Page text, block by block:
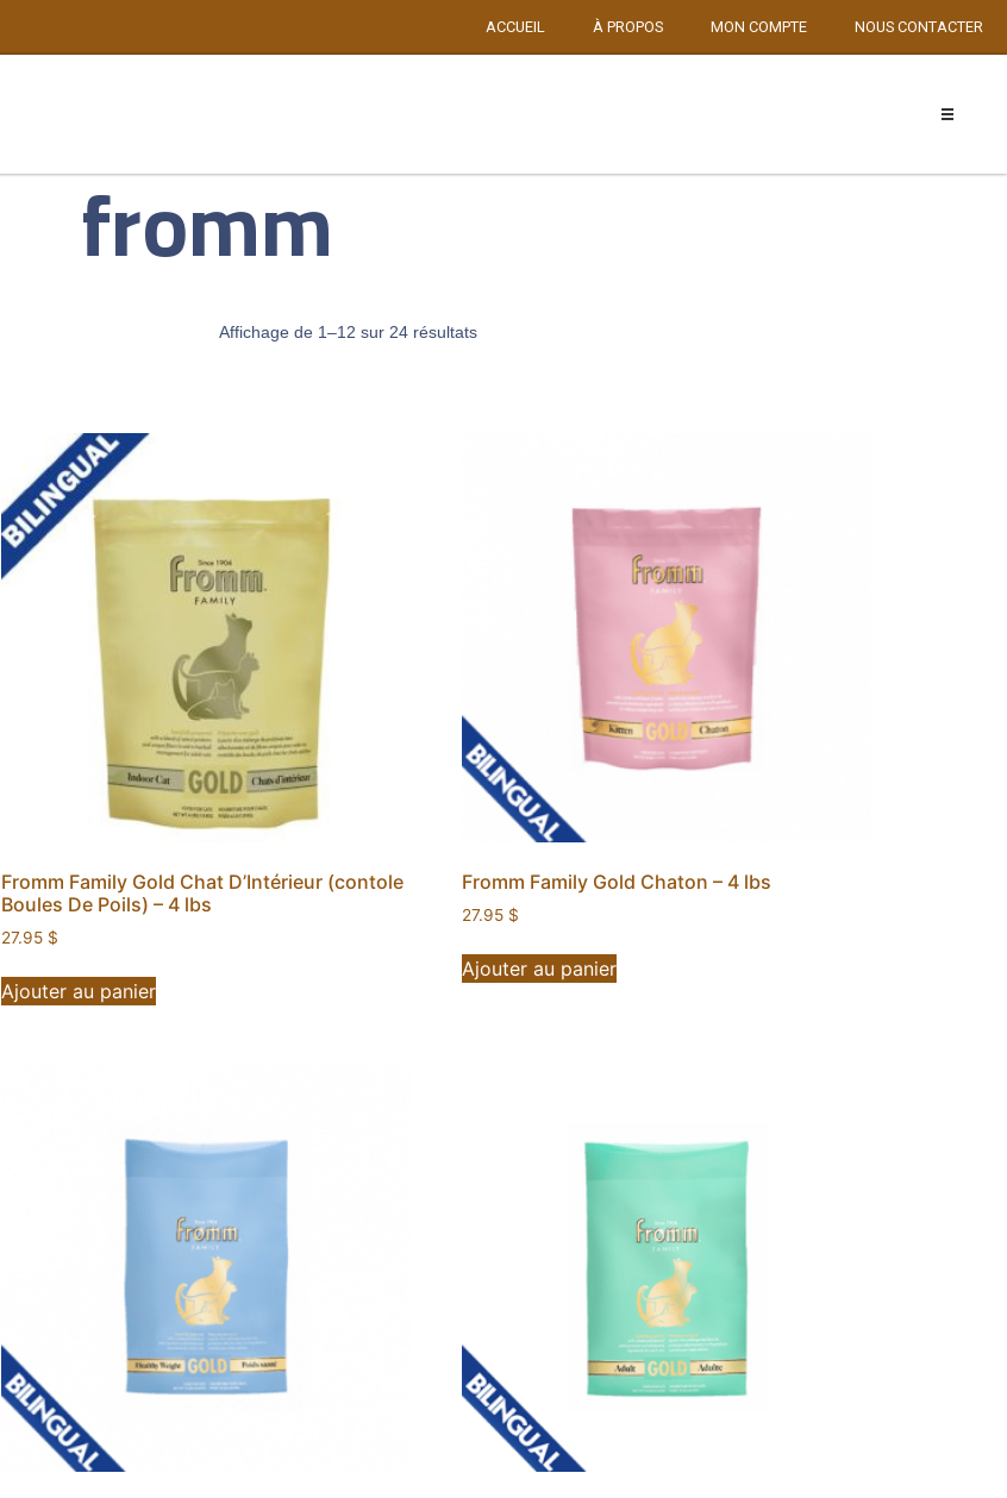
ACCUEIL À PROPOS MON COMPTE NOUS CONTACTER
fromm
Affichage de 1–12 sur 24 résultats
Fromm Family Gold Chat D’Intérieur (contole
Boules De Poils) – 4 lbs
27.95 $
Ajouter au panier
Fromm Family Gold Chaton – 4 lbs
27.95 $
Ajouter au panier